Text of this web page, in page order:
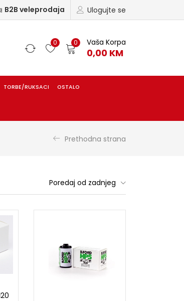
Ulogujte se
B2B veleprodaja
0 0 Vaša Korpa
0,00 KM
TORBE/RUKSACI OSTALO
Prethodna strana
Poredaj od zadnjeg